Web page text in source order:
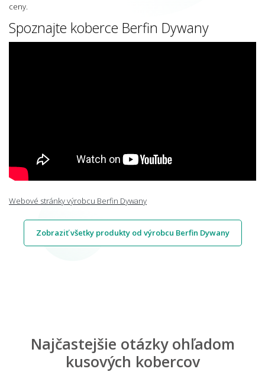
ceny.
Spoznajte koberce Berfin Dywany
Webové stránky výrobcu Berfin Dywany
Zobraziť všetky produkty od výrobcu Berfin Dywany
Najčastejšie otázky ohľadom
kusových kobercov